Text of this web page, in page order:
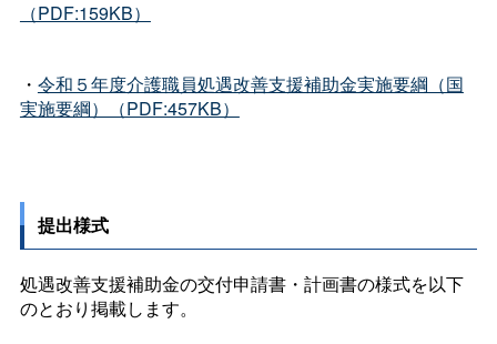
（PDF:159KB）
・ 令和５年度介護職員処遇改善支援補助金実施要綱（国
実施要綱）（PDF:457KB）
提出様式
処遇改善支援補助金の交付申請書・計画書の様式を以下
のとおり掲載します。